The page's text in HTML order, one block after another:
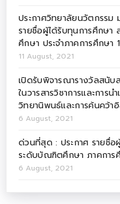
ประกาศวิทยาลัยนวัตกรรม
รายชื่อผู้ได้รับทุนการศึกษ
ศึกษา ประจำภาคการศึกษา
11 August, 2021
เปิดรับพิจารณารางวัลสนั
ในวารสารวิชาการและการ
วิทยานิพนธ์และการค้นคว้า
6 August, 2021
ด่วนที่สุด : ประกาศ รายชื่
ระดับบัณฑิตศึกษา ภาคการ
6 August, 2021